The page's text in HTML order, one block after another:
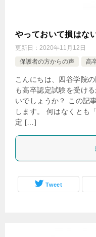
やっておいて損はな
更新日： 2020年11月12日
保護者の方からの声
高
こんにちは、四谷学院
も高卒認定試験を受け
いでしょうか？ この記
します。 何はなくとも
定 […]
Tweet